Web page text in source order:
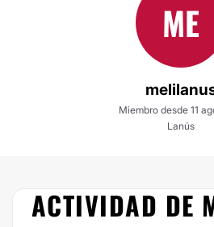
ME
Miembro desde 11
Lanús
ACTIVIDAD DE